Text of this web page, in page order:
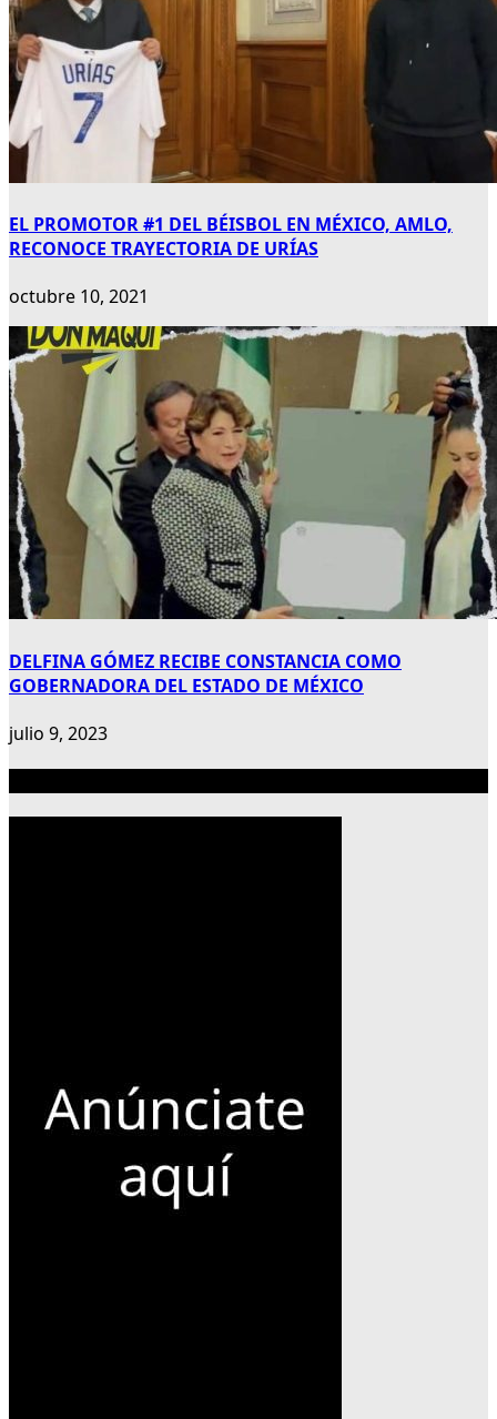
EL PROMOTOR #1 DEL BÉISBOL EN MÉXICO, AMLO,
RECONOCE TRAYECTORIA DE URÍAS
octubre 10, 2021
DELFINA GÓMEZ RECIBE CONSTANCIA COMO
GOBERNADORA DEL ESTADO DE MÉXICO
julio 9, 2023